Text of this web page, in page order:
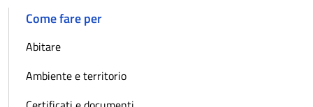
Come fare per
Abitare
Ambiente e territorio